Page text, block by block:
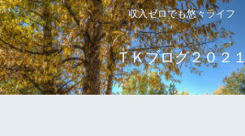
収入ゼロでも悠々ライフ
ＴＫブログ２０２１